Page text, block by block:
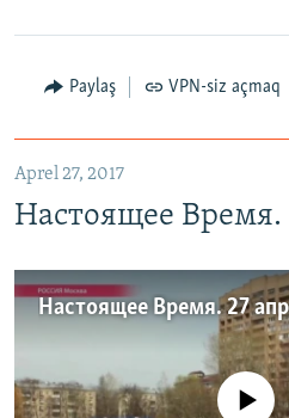
Paylaş VPN-siz açmaq
Aprel 27, 2017
Настоящее Время.
Настоящее Время. 27
No media source